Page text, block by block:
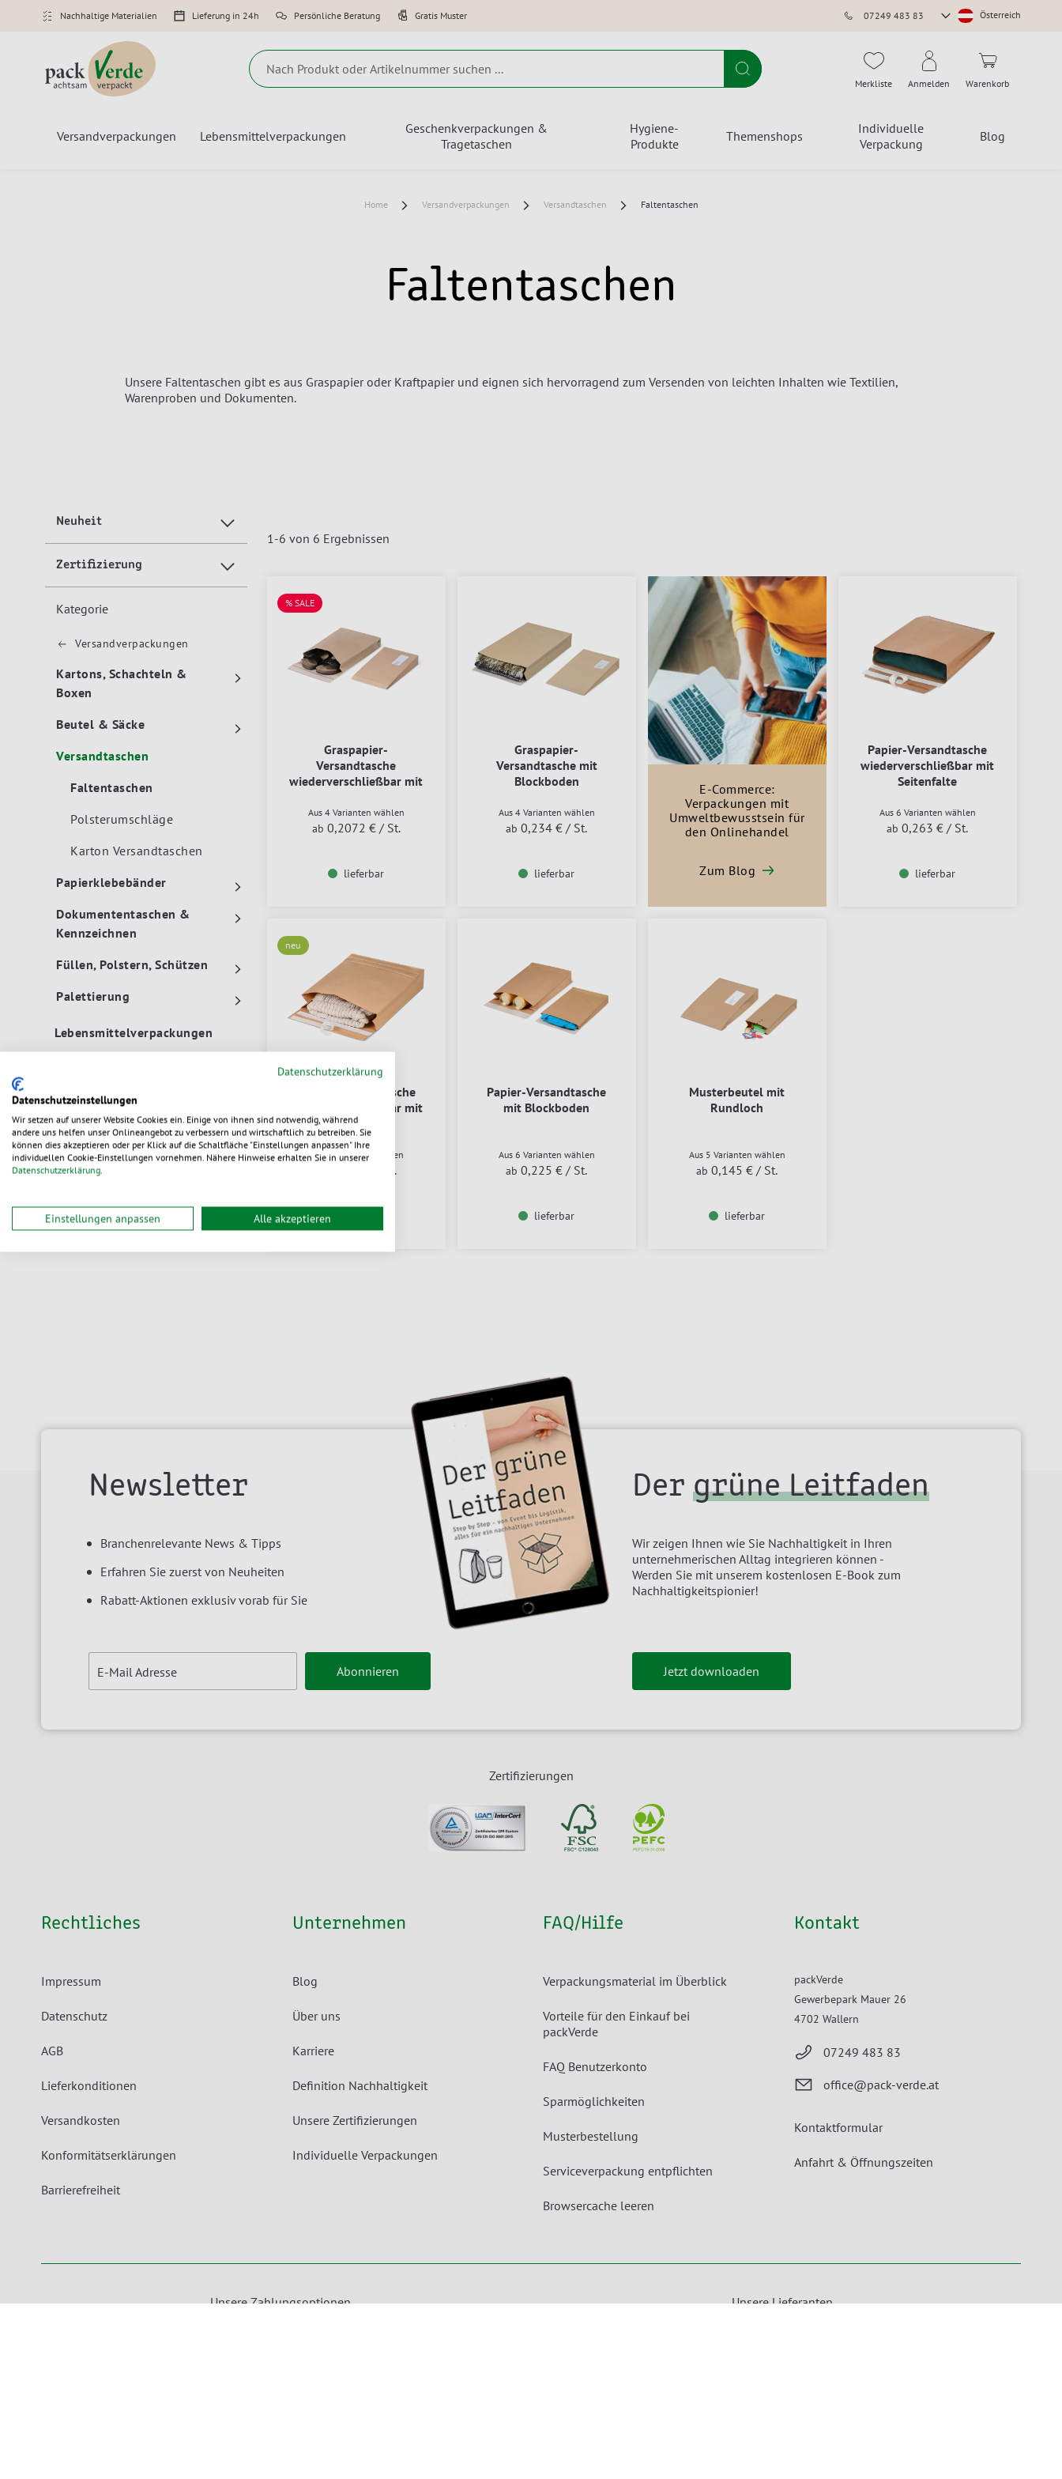
Nachhaltige Materialien Lieferung in 24h Persönliche Beratung Gratis Muster 07249 483 83
Store
Österreich
Suche Merkliste Anmelden Warenkorb
Versandverpackungen Lebensmittelverpackungen
Geschenkverpackungen &
Tragetaschen
Hygiene-
Produkte
Themenshops
Individuelle
Verpackung
Blog
Home Versandverpackungen Versandtaschen Faltentaschen
Faltentaschen
Unsere Faltentaschen gibt es aus Graspapier oder Kraftpapier und eignen sich hervorragend zum Versenden von leichten Inhalten wie Textilien,
Warenproben und Dokumenten.
1-6 von 6 Ergebnissen
% SALE
Graspapier-
Versandtasche
wiederverschließbar mit
Aus 4 Varianten wählen
ab 0,2072 € / St.
lieferbar
Graspapier-
Versandtasche mit
Blockboden
Aus 4 Varianten wählen
ab 0,234 € / St.
lieferbar
E-Commerce:
Verpackungen mit
Umweltbewusstsein für
den Onlinehandel
Zum Blog
Papier-Versandtasche
wiederverschließbar mit
Seitenfalte
Aus 6 Varianten wählen
ab 0,263 € / St.
lieferbar
neu
Papier-Versandtasche
wiederverschließbar mit
Blockboden
Aus 7 Varianten wählen
/ St.
Papier-Versandtasche
mit Blockboden
Aus 6 Varianten wählen
ab 0,225 € / St.
lieferbar
Musterbeutel mit
Rundloch
Aus 5 Varianten wählen
ab 0,145 € / St.
lieferbar
Kategorie
Lebensmittelverpackungen
Versandverpackungen
Kartons, Schachteln &
Boxen
Beutel & Säcke
Versandtaschen
Faltentaschen
Polsterumschläge
Karton Versandtaschen
Papierklebebänder
Dokumententaschen &
Kennzeichnen
Füllen, Polstern, Schützen
Palettierung
Tragetaschen
Hygiene-Produkte
Themenshops
Neuheit
Zertifizierung
Newsletter
Branchenrelevante News & Tipps
Erfahren Sie zuerst von Neuheiten
Rabatt-Aktionen exklusiv vorab für Sie
E-Mail Adresse Abonnieren
Der grüne Leitfaden
Wir zeigen Ihnen wie Sie Nachhaltigkeit in Ihren
unternehmerischen Alltag integrieren können -
Werden Sie mit unserem kostenlosen E-Book zum
Nachhaltigkeitspionier!
Jetzt downloaden
Zertifizierungen
Rechtliches
Impressum
Datenschutz
AGB
Lieferkonditionen
Versandkosten
Konformitätserklärungen
Barrierefreiheit
Unternehmen
Blog
Über uns
Karriere
Definition Nachhaltigkeit
Unsere Zertifizierungen
Individuelle Verpackungen
FAQ/Hilfe
Verpackungsmaterial im Überblick
Vorteile für den Einkauf bei
packVerde
FAQ Benutzerkonto
Sparmöglichkeiten
Musterbestellung
Serviceverpackung entpflichten
Browsercache leeren
Kontakt
packVerde
Gewerbepark Mauer 26
4702 Wallern
07249 483 83
office@pack-verde.at
Kontaktformular
Anfahrt & Öffnungszeiten
Unsere Zahlungsoptionen Unsere Lieferanten
Datenschutzerklärung
Datenschutzeinstellungen
Wir setzen auf unserer Website Cookies ein. Einige von ihnen sind notwendig, während
andere uns helfen unser Onlineangebot zu verbessern und wirtschaftlich zu betreiben. Sie
können dies akzeptieren oder per Klick auf die Schaltfläche "Einstellungen anpassen" Ihre
individuellen Cookie-Einstellungen vornehmen. Nähere Hinweise erhalten Sie in unserer
Datenschutzerklärung.
Einstellungen anpassen Alle akzeptieren